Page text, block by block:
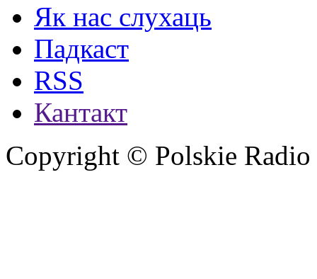
Як нас слухаць
Падкаст
RSS
Кантакт
Copyright © Polskie